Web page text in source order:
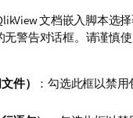
文档嵌入脚本选
警告对话框。请谨慎
件）
：勾选此框以禁用